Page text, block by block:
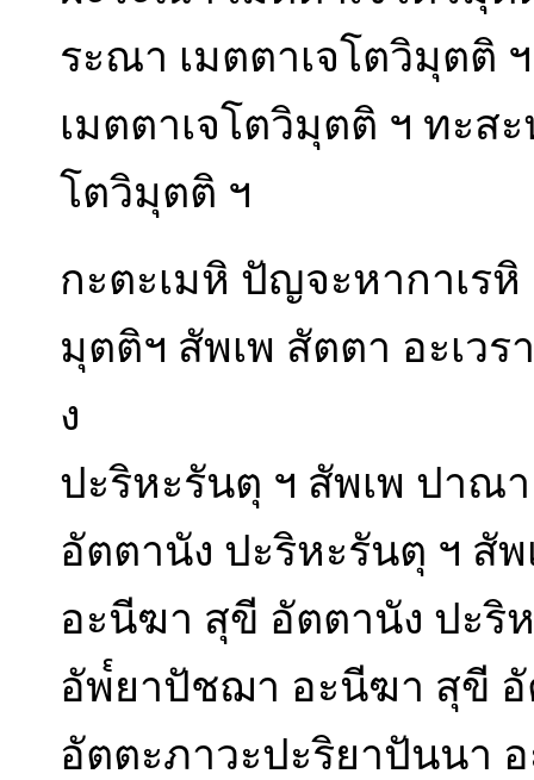
ระณา เมตตาเจโตวิมุตติ
เมตตาเจโตวิมุตติ ฯ ทะส
โตวิมุตติ ฯ
กะตะเมหิ ปัญจะหากาเร
มุตติฯ สัพเพ สัตตา อะเว
ง
ปะริหะรันตุ ฯ สัพเพ ปาณ
อัตตานัง ปะริหะรันตุ ฯ สั
อะนีฆา สุขี อัตตานัง ปะริ
อัพ๎ยาปัชฌา อะนีฆา สุขี อั
อัตตะภาวะปะริยาปันนา